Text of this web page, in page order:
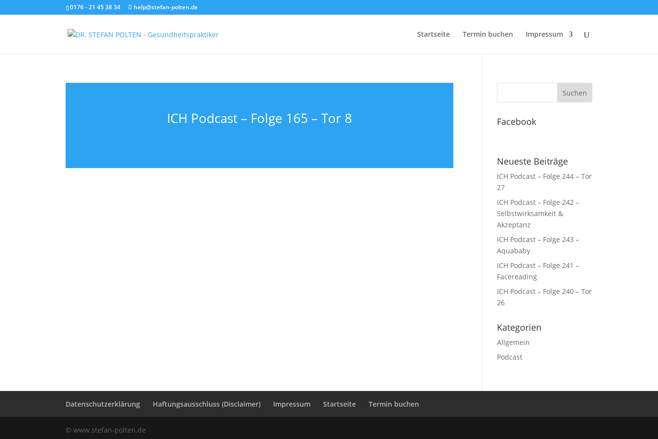
0176 - 21 45 38 34 help@stefan-polten.de
Startseite Termin buchen Impressum
ICH Podcast – Folge 165 – Tor 8 Facebook
Neueste Beiträge
ICH Podcast – Folge 244 – Tor
27
ICH Podcast – Folge 242 –
Selbstwirksamkeit &
Akzeptanz
ICH Podcast – Folge 243 –
Aquababy
ICH Podcast – Folge 241 –
Facereading
ICH Podcast – Folge 240 – Tor
26
Kategorien
Allgemein
Podcast
Datenschutzerklärung Haftungsausschluss (Disclaimer) Impressum Startseite Termin buchen
© www.stefan-polten.de